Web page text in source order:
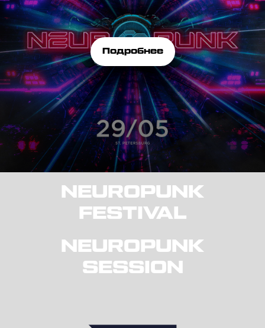
Подробнее
NEUROPUNK
FESTIVAL
NEUROPUNK
SESSION